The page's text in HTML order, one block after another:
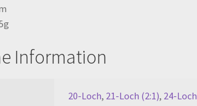
Information
20-Loch, 21-Loch (2:1), 24-Loch